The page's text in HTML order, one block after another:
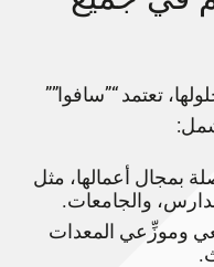
تعتمد “”سافوا””
أعمالها، مثل
والجامعات.
وموزِّعي المعدات